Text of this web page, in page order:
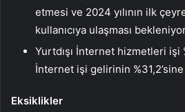
etmesi ve 2024 yılının ilk
kullanıcıya ulaşması
Yurtdışı İnternet hizmetleri işi
İnternet işi gelirinin
Eksiklikler